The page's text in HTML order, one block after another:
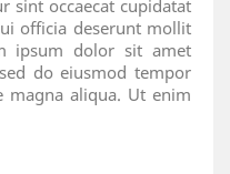
sint occaecat cupidatat
officia deserunt mollit
ipsum dolor sit amet
do eiusmod tempor
aliqua. Ut enim